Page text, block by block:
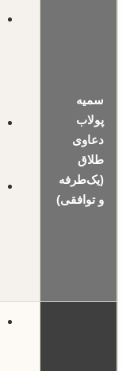
سمیه
پولاب
دعاوی
طلاق
(یک‌طرفه
و توافقی)